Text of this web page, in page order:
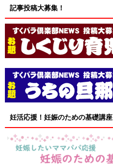
記事投稿大募集！
妊活応援！妊娠のための基礎講座